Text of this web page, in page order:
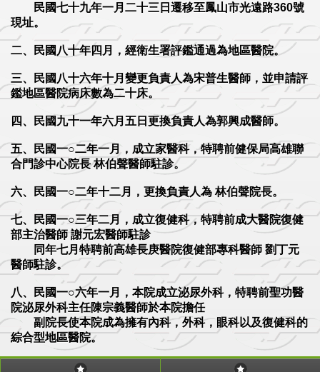
民國七十九年一月二十三日遷移至鳳山市光遠路360號
現址。
二、民國八十年四月，經衛生署評鑑通過為地區醫院。
三、民國八十六年十月變更負責人為宋普生醫師，並申請評
鑑地區醫院病床數為二十床。
四、民國九十一年六月五日更換負責人為郭興成醫師。
五、民國一○二年一月，成立家醫科，特聘前健保局高雄聯
合門診中心院長 林伯聲醫師駐診。
六、民國一○二年十二月，更換負責人為 林伯聲院長。
七、民國一○三年二月，成立復健科，特聘前成大醫院復健
部主治醫師 謝元宏醫師駐診
同年七月特聘前高雄長庚醫院復健部專科醫師 劉丁元
醫師駐診。
八、民國一○六年一月，本院成立泌尿外科，特聘前聖功醫
院泌尿外科主任陳宗義醫師於本院擔任
副院長使本院成為擁有內科，外科，眼科以及復健科的
綜合型地區醫院。